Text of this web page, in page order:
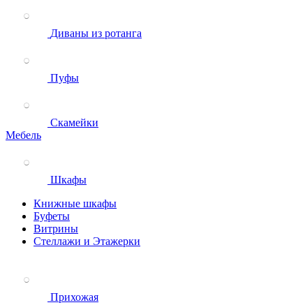
Диваны из ротанга
Пуфы
Скамейки
Мебель
Шкафы
Книжные шкафы
Буфеты
Витрины
Стеллажи и Этажерки
Прихожая